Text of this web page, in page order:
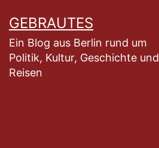
Inhalt
springen
GEBRAUTES
Ein Blog aus Berlin rund um
Politik, Kultur, Geschichte und
Reisen